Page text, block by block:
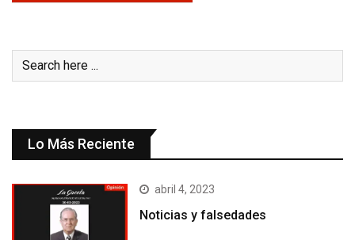
Lo Más Reciente
abril 4, 2023
Noticias y falsedades